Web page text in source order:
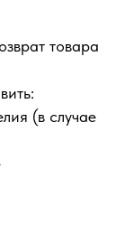
товара
(в случае